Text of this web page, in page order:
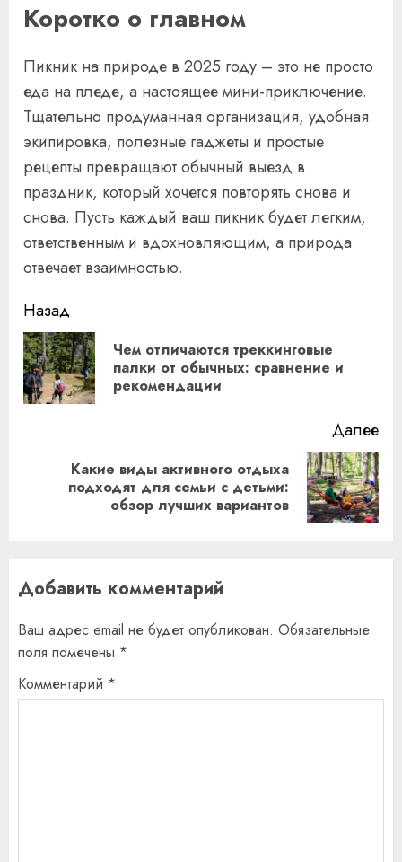
Коротко о главном
Пикник на природе в 2025 году – это не просто
еда на пледе, а настоящее мини-приключение.
Тщательно продуманная организация, удобная
экипировка, полезные гаджеты и простые
рецепты превращают обычный выезд в
праздник, который хочется повторять снова и
снова. Пусть каждый ваш пикник будет легким,
ответственным и вдохновляющим, а природа
отвечает взаимностью.
Продолжить
чтение
Назад
Чем отличаются треккинговые
палки от обычных: сравнение и
рекомендации
Далее
Следующая
Какие виды активного отдыха
подходят для семьи с детьми:
обзор лучших вариантов
Добавить комментарий
Ваш адрес email не будет опубликован. Обязательные
поля помечены *
Комментарий *